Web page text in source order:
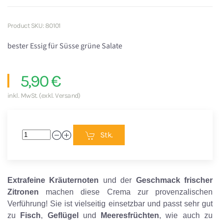
Product SKU: 80101
bester Essig für Süsse grüne Salate
5,90 €
inkl. MwSt. (exkl. Versand)
Stk.
Extrafeine Kräuternoten und der Geschmack frischer
Zitronen machen diese Crema zur provenzalischen
Verführung! Sie ist vielseitig einsetzbar und passt sehr gut
zu
Fisch, Geflügel und Meeresfrüchten, wie auch zu